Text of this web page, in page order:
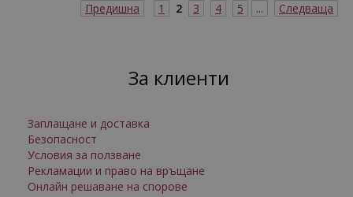
Предишна
1 2 3 4 5 ... Следваща
За клиенти
Заплащане и доставка
Безопасност
Условия за ползване
Рекламации и право на връщане
Онлайн решаване на спорове